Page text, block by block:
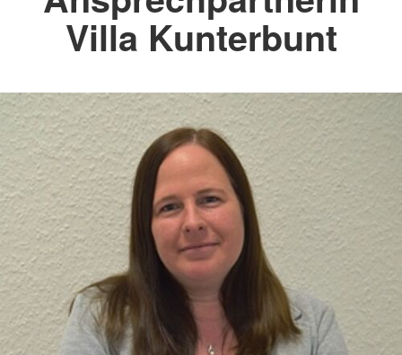
Villa Kunterbunt